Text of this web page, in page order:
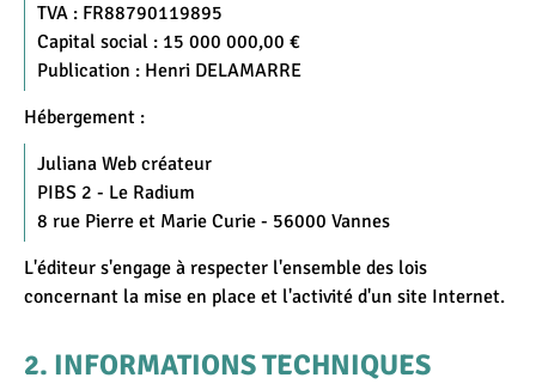
TVA : FR88790119895
Capital social : 15 000 000,00 €
Publication : Henri DELAMARRE
Hébergement :
Juliana Web créateur
PIBS 2 - Le Radium
8 rue Pierre et Marie Curie - 56000 Vannes
L'éditeur s'engage à respecter l'ensemble des lois
concernant la mise en place et l'activité d'un site Internet.
INFORMATIONS TECHNIQUES